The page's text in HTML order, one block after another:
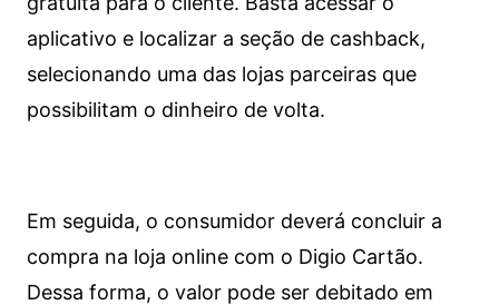
aplicativo e localizar a seção de cashback,
selecionando uma das lojas parceiras que
possibilitam o dinheiro de volta.
Em seguida, o consumidor deverá concluir a
compra na loja online com o Digio Cartão.
Dessa forma, o valor pode ser debitado em